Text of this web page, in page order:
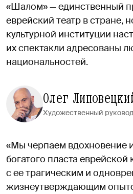
«Шалом» — единственный
еврейский театр в стране,
культурной институции
их спектакли адресованы
национальностей.
Олег
Художественный
«Мы черпаем вдохновение
богатого пласта еврейской
с ее трагическим и
жизнеутверждающим